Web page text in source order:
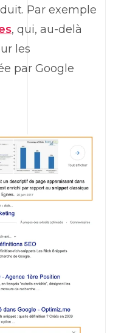
Par exemple
, qui, au-delà
les
par Google